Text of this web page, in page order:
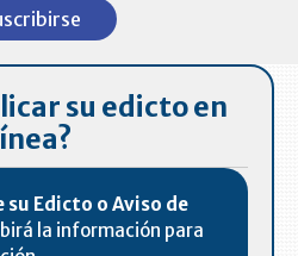
su edicto en
línea?
su Edicto o Aviso de
la información para